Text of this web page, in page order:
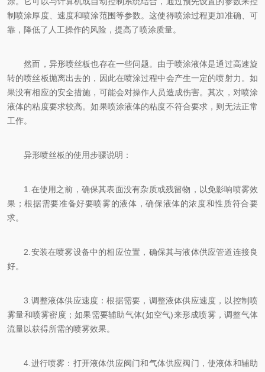
制喷涂厚度、速度和喷涂范围等参数。这使得喷涂过程更加准确、可
靠，降低了人工操作的风险，提高了喷涂质量。
然而，异形喷丝板也存在一些问题。由于喷涂液体是通过高速旋
转的喷丝板抛离出去的，因此在喷涂过程中会产生一定的喷射力。如
果没有相应的安全措施，可能会对操作人员造成伤害。其次，对喷涂
液体的粘度要求较高。如果喷涂液体的粘度不符合要求，则无法正常
工作。
异形喷丝板的使用步骤说明：
1.在使用之前，确保其表面没有杂质或残留物，以免影响喷雾效
果；根据需要准备好要喷雾的液体，确保液体的浓度和性质符合要
求。
2.安装在喷雾设备中的相应位置，确保其与液体供应管道连接良
好。
3.调整液体供应速度：根据需要，调整液体供应速度，以控制喷
雾量和喷雾密度；如果需要辅助气体(如空气)来形成喷雾，调整气体
流量以获得所需的喷雾效果。
4.进行喷雾：打开液体供应阀门和气体供应阀门，使液体和辅助